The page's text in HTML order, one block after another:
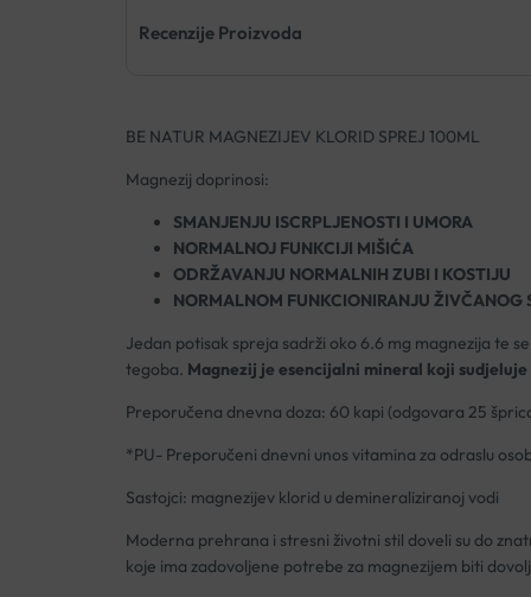
Recenzije Proizvoda
BE NATUR MAGNEZIJEV KLORID SPREJ 100ML
Magnezij doprinosi:
SMANJENJU ISCRPLJENOSTI I UMORA
NORMALNOJ FUNKCIJI MIŠIĆA
ODRŽAVANJU NORMALNIH ZUBI I KOSTIJU
NORMALNOM FUNKCIONIRANJU ŽIVČANOG
Jedan potisak spreja sadrži oko 6.6 mg magnezija te
tegoba. Magnezij je esencijalni mineral koji
Preporučena dnevna doza: 60 kapi (odgovara 25
*PU- Preporučeni dnevni unos vitamina za odraslu
Sastojci: magnezijev klorid u demineraliziranoj vodi
Moderna prehrana i stresni životni stil doveli su do
koje ima zadovoljene potrebe za magnezijem biti